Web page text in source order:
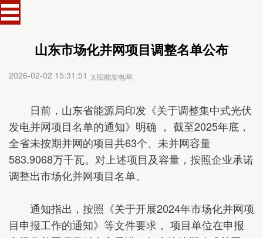
山东市场化并网项目调整名单公布
2026-02-02 15:31:51 太阳能发电网
日前，山东省能源局印发《关于调整集中式光伏
发电并网项目名单的通知》明确 ， 截至2025年底，
全省未按期并网的项目共63个、未并网容量
583.9068万千瓦。对上述项目及容量，按照企业承诺
调整出市场化并网项目名单。
通知指出，按照《关于开展2024年市场化并网项
目申报工作的通知》等文件要求， 项目单位在申报